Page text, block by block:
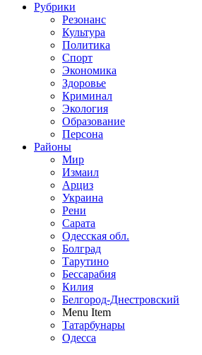
Рубрики
Резонанс
Культура
Политика
Спорт
Экономика
Здоровье
Криминал
Экология
Образование
Персона
Районы
Мир
Измаил
Арциз
Украина
Рени
Сарата
Одесская обл.
Болград
Тарутино
Бессарабия
Килия
Белгород-Днестровский
Menu Item
Татарбунары
Одесса